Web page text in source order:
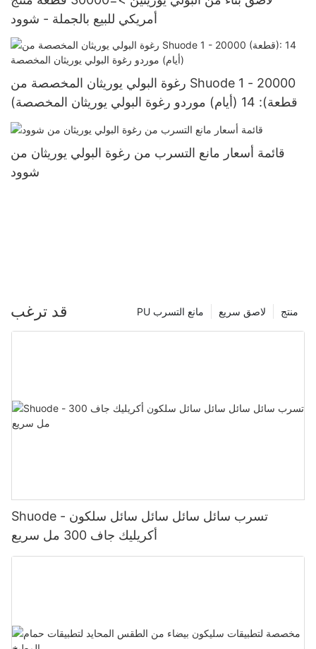
أمريكي للبيع بالجملة - شوود
رغوة البولي يوريثان المخصصة من Shuode 1 - 20000
(قطعة): 14 (أيام) موردو رغوة البولي يوريثان المخصصة
قائمة أسعار مانع التسرب من رغوة البولي يوريثان من
شوود
قد ترغب منتج لاصق سريع PU مانع التسرب
Shuode - تسرب سائل سائل سائل سائل سلكون
أكريليك جاف 300 مل سريع